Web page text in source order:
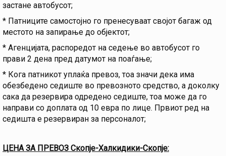
застане автобусот;
* Патниците самостојно го пренесуваат својот багаж од
местото на запирање до објектот;
* Агенцијата, распоредот на седење во автобусот го
прави 2 дена пред датумот на поаѓање;
* Кога патникот уплаќа превоз, тоа значи дека има
обезбедено седиште во превозното средство, а доколку
сака да резервира одредено седиште, тоа може да го
направи со доплата од 10 евра по лице. Првиот ред на
седишта е резервиран за персоналот;
ЦЕНА ЗА ПРЕВОЗ Скопје-Халкидики-Скопје: